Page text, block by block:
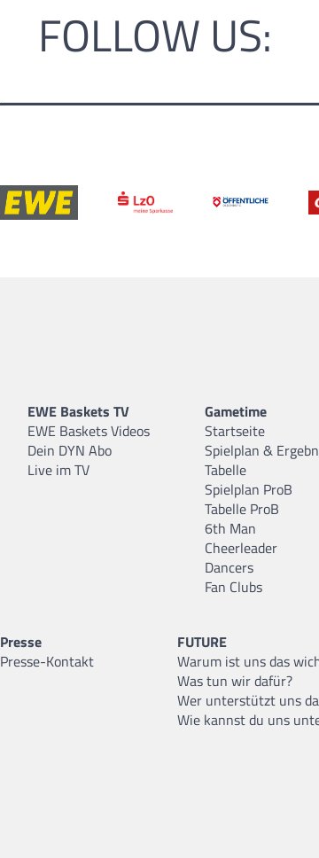
FOLLOW US:
EWE Baskets TV
EWE Baskets Videos
Dein DYN Abo
Live im TV
Gametime
Startseite
Spielplan &
Tabelle
Spielplan ProB
Tabelle ProB
6th Man
Cheerleader
Dancers
Fan Clubs
Presse
Presse-Kontakt
FUTURE
Warum ist uns das
Was tun wir dafür?
Wer unterstützt uns
Wie kannst du uns